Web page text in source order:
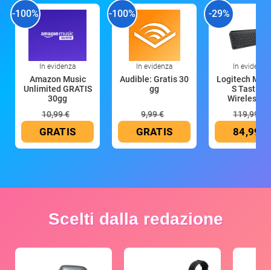
-100%
In evidenza
Amazon Music
Unlimited GRATIS
30gg
10,99 €
GRATIS
-100%
In evidenza
Audible: Gratis 30
gg
9,99 €
GRATIS
-29%
In evidenza
Logitech MX
S Tastiera
Wireless
119,99 €
84,99 €
Scelti dalla redazione